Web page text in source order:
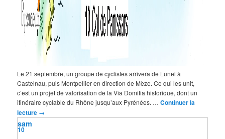
Le 21 septembre, un groupe de cyclistes arrivera de Lunel à
Castelnau, puis Montpellier en direction de Mèze. Ce qui les unit,
c’est un projet de valorisation de la Via Domitia historique, dont un
itinéraire cyclable du Rhône jusqu’aux Pyrénées. …Continuer la
lecture →
10
sam